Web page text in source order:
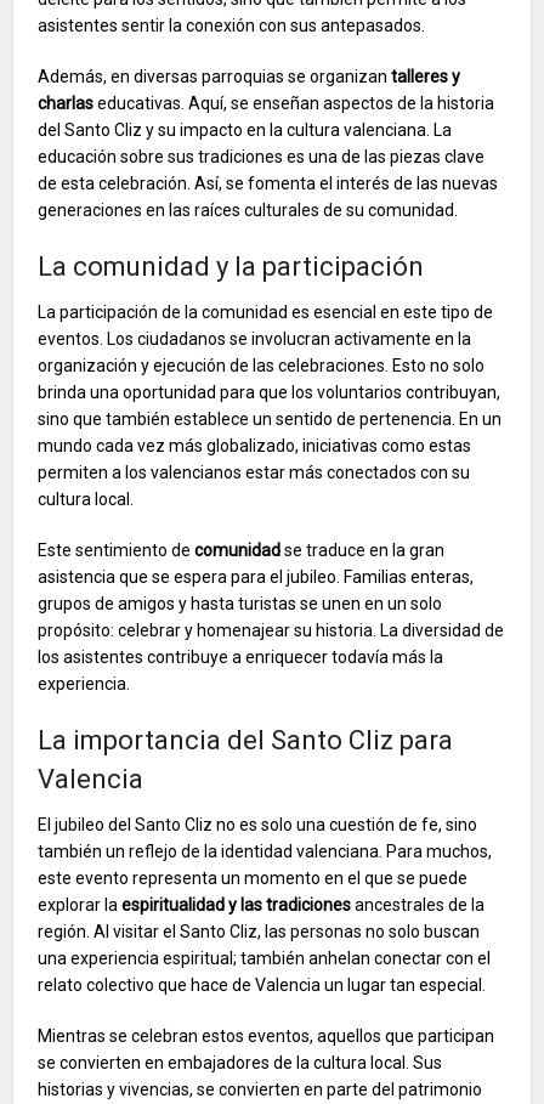
asistentes sentir la conexión con sus antepasados.
Además, en diversas parroquias se organizantalleres y
charlaseducativas. Aquí, se enseñan aspectos de la historia
del Santo Cliz y su impacto en la cultura valenciana. La
educación sobre sus tradiciones es una de las piezas clave
de esta celebración. Así, se fomenta el interés de las nuevas
generaciones en las raíces culturales de su comunidad.
La comunidad y la participación
La participación de la comunidad es esencial en este tipo de
eventos. Los ciudadanos se involucran activamente en la
organización y ejecución de las celebraciones. Esto no solo
brinda una oportunidad para que los voluntarios contribuyan,
sino que también establece un sentido de pertenencia. En un
mundo cada vez más globalizado, iniciativas como estas
permiten a los valencianos estar más conectados con su
cultura local.
Este sentimiento decomunidadse traduce en la gran
asistencia que se espera para el jubileo. Familias enteras,
grupos de amigos y hasta turistas se unen en un solo
propósito: celebrar y homenajear su historia. La diversidad de
los asistentes contribuye a enriquecer todavía más la
experiencia.
La importancia del Santo Cliz para
Valencia
El jubileo del Santo Cliz no es solo una cuestión de fe, sino
también un reflejo de la identidad valenciana. Para muchos,
este evento representa un momento en el que se puede
explorar laespiritualidad y las tradicionesancestrales de la
región. Al visitar el Santo Cliz, las personas no solo buscan
una experiencia espiritual; también anhelan conectar con el
relato colectivo que hace de Valencia un lugar tan especial.
Mientras se celebran estos eventos, aquellos que participan
se convierten en embajadores de la cultura local. Sus
historias y vivencias, se convierten en parte del patrimonio